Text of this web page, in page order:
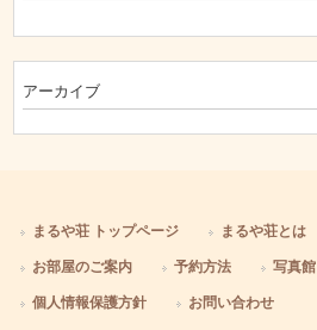
アーカイブ
まるや荘 トップページ まるや荘とは
お部屋のご案内 予約方法 写真館
個人情報保護方針 お問い合わせ